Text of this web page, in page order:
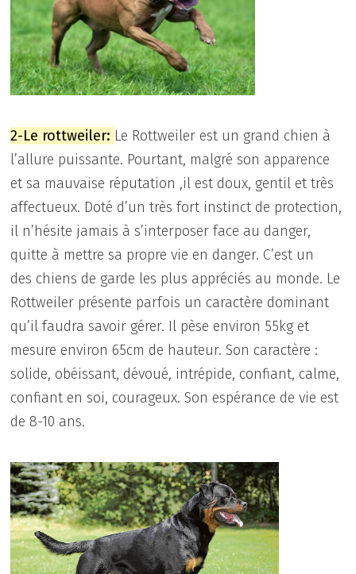
2-Le rottweiler: Le Rottweiler est un grand chien à
l’allure puissante. Pourtant, malgré son apparence
et sa mauvaise réputation ,il est doux, gentil et très
affectueux. Doté d’un très fort instinct de protection,
il n’hésite jamais à s’interposer face au danger,
quitte à mettre sa propre vie en danger. C’est un
des chiens de garde les plus appréciés au monde. Le
Rottweiler présente parfois un caractère dominant
qu’il faudra savoir gérer. Il pèse environ 55kg et
mesure environ 65cm de hauteur. Son caractère :
solide, obéissant, dévoué, intrépide, confiant, calme,
confiant en soi, courageux. Son espérance de vie est
de 8-10 ans.